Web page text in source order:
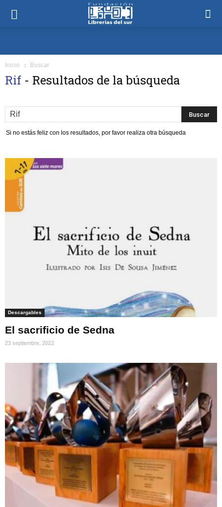
Inicio Buscar
Rif - Resultados de la búsqueda
Si no estás feliz con los resultados, por favor realiza otra búsqueda
Descargables
El sacrificio de Sedna
23 septiembre, 2022